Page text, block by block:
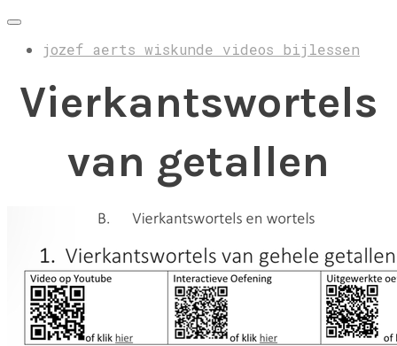
jozef aerts wiskunde videos bijlessen
Vierkantswortels
van getallen